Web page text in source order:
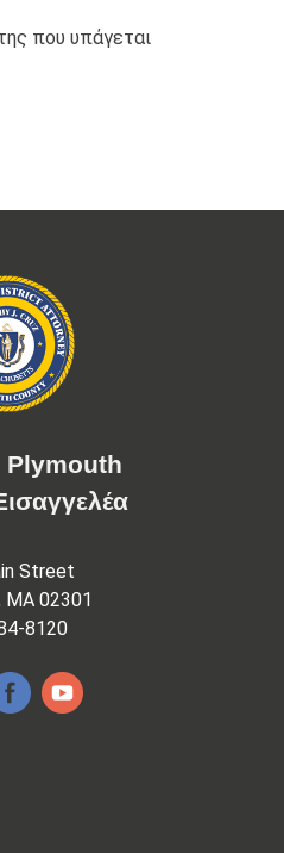
που υπάγεται
Plymouth
Street
02301
8120